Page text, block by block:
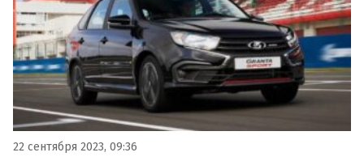
22 сентября 2023, 09:36